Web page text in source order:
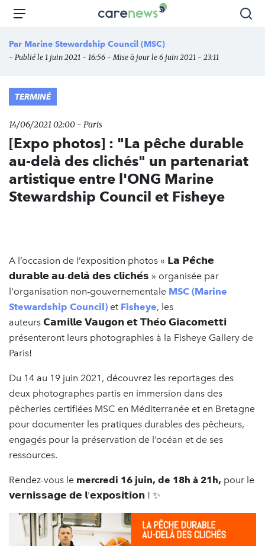
Aller
principal
Carenews,
média
des
Menu
Par Marine Stewardship Council (MSC)
- Publié le 1 juin 2021 - 16:56 - Mise à jour le 6 juin 2021 - 23:11
TERMINÉ
14/06/2021 02:00 - Paris
[Expo photos] : "La pêche durable
au-delà des clichés" un partenariat
artistique entre l'ONG Marine
Stewardship Council et Fisheye
A l’occasion de l’exposition photos « 𝗟𝗮 𝗣𝗲̂𝗰𝗵𝗲
𝗱𝘂𝗿𝗮𝗯𝗹𝗲 𝗮𝘂-𝗱𝗲𝗹𝗮̀ 𝗱𝗲𝘀 𝗰𝗹𝗶𝗰𝗵𝗲́𝘀 » organisée par
l'organisation non-gouvernementale MSC (Marine
Stewardship Council) et Fisheye, les
auteurs 𝗖𝗮𝗺𝗶𝗹𝗹𝗲 𝗩𝗮𝘂𝗴𝗼𝗻 𝗲𝘁 𝗧𝗵𝗲́𝗼 𝗚𝗶𝗮𝗰𝗼𝗺𝗲𝘁𝘁𝗶
présenteront leurs photographies à la Fisheye Gallery de
Paris!
Du 14 au 19 juin 2021, découvrez les reportages des
deux photographes partis en immersion dans des
pêcheries certifiées MSC en Méditerranée et en Bretagne
pour documenter les pratiques durables des pêcheurs,
engagés pour la préservation de l’océan et de ses
ressources.
Rendez-vous le mercredi 16 juin, de 18h à 21h, pour le
𝘃𝗲𝗿𝗻𝗶𝘀𝘀𝗮𝗴𝗲 𝗱𝗲 𝗹'𝗲𝘅𝗽𝗼𝘀𝗶𝘁𝗶𝗼𝗻 ! ✨